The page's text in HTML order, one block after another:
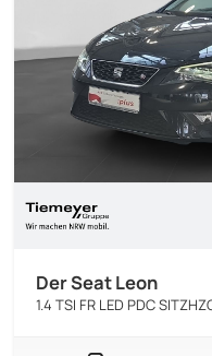
Der Seat Leon
1.4 TSI FR LED PDC